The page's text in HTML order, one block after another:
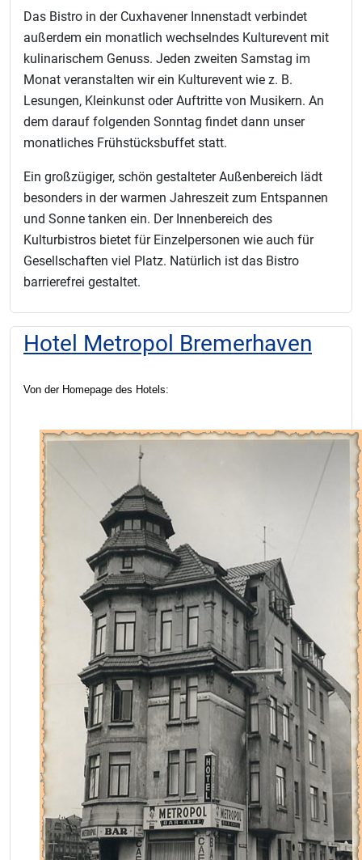
Das Bistro in der Cuxhavener Innenstadt verbindet
außerdem ein monatlich wechselndes Kulturevent mit
kulinarischem Genuss. Jeden zweiten Samstag im
Monat veranstalten wir ein Kulturevent wie z. B.
Lesungen, Kleinkunst oder Auftritte von Musikern. An
dem darauf folgenden Sonntag findet dann unser
monatliches Frühstücksbuffet statt.
Ein großzügiger, schön gestalteter Außenbereich lädt
besonders in der warmen Jahreszeit zum Entspannen
und Sonne tanken ein. Der Innenbereich des
Kulturbistros bietet für Einzelpersonen wie auch für
Gesellschaften viel Platz. Natürlich ist das Bistro
barrierefrei gestaltet.
Hotel Metropol Bremerhaven
Von der Homepage des Hotels: